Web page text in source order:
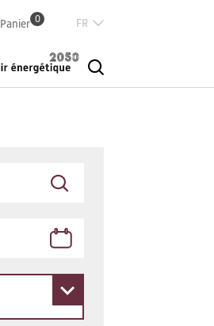
Panier 0
English